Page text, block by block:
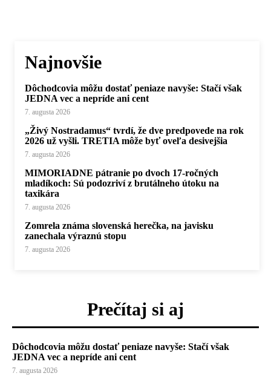
Najnovšie
Dôchodcovia môžu dostať peniaze navyše: Stačí však
JEDNA vec a nepríde ani cent
7. augusta 2026
„Živý Nostradamus“ tvrdí, že dve predpovede na rok
2026 už vyšli. TRETIA môže byť oveľa desivejšia
7. augusta 2026
MIMORIADNE pátranie po dvoch 17-ročných
mladíkoch: Sú podozriví z brutálneho útoku na
taxikára
7. augusta 2026
Zomrela známa slovenská herečka, na javisku
zanechala výraznú stopu
7. augusta 2026
Prečítaj si aj
Dôchodcovia môžu dostať peniaze navyše: Stačí však
JEDNA vec a nepríde ani cent
7. augusta 2026